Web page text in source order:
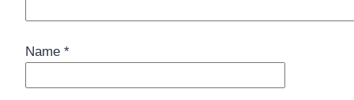
Name *